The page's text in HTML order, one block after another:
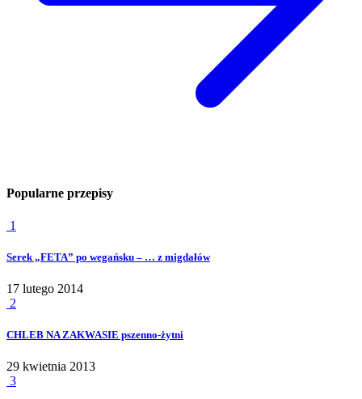
Popularne przepisy
1
Serek „FETA” po wegańsku – … z migdałów
17 lutego 2014
2
CHLEB NA ZAKWASIE pszenno-żytni
29 kwietnia 2013
3